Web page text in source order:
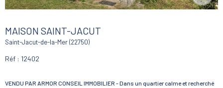
MAISON SAINT-JACUT
Saint-Jacut-de-la-Mer (22750)
Réf : 12402
VENDU PAR ARMOR CONSEIL IMMOBILIER - Dans un quartier calme et recherché